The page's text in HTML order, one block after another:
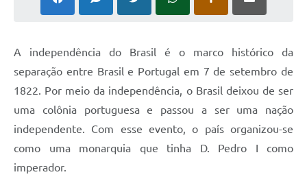
A independência do Brasil é o marco histórico da
separação entre Brasil e Portugal em 7 de setembro de
1822. Por meio da independência, o Brasil deixou de ser
uma colônia portuguesa e passou a ser uma nação
independente. Com esse evento, o país organizou-se
como uma monarquia que tinha D. Pedro I como
imperador.